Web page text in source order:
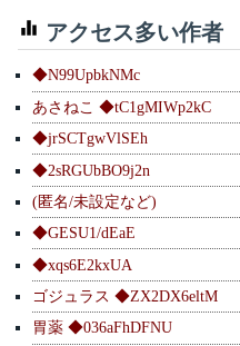
アクセス多い作者
◆N99UpbkNMc
あさねこ ◆tC1gMIWp2kC
◆jrSCTgwVlSEh
◆2sRGUbBO9j2n
(匿名/未設定など)
◆GESU1/dEaE
◆xqs6E2kxUA
ゴジュラス ◆ZX2DX6eltM
胃薬 ◆036aFhDFNU